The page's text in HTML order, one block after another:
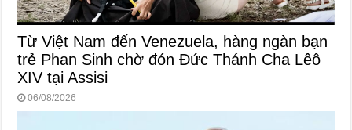
Từ Việt Nam đến Venezuela, hàng ngàn bạn
trẻ Phan Sinh chờ đón Đức Thánh Cha Lêô
XIV tại Assisi
06/08/2026